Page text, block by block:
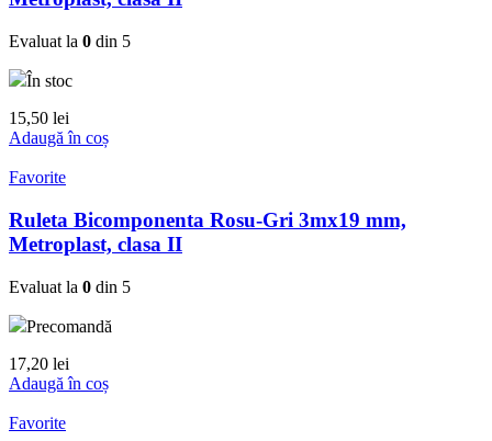
Evaluat la 0 din 5
În stoc
15,50 lei
Adaugă în coș
Favorite
Ruleta Bicomponenta Rosu-Gri 3mx19 mm,
Metroplast, clasa II
Evaluat la 0 din 5
Precomandă
17,20 lei
Adaugă în coș
Favorite